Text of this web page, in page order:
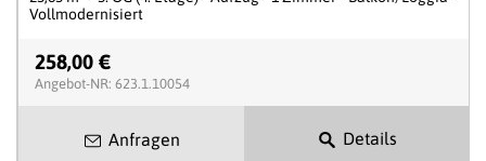
Vollmodernisiert
258,00 €
Angebot-NR: 623.1.10054
Anfragen Details